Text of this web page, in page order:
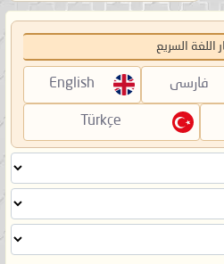
اللغة السريع
فارسی English
Türkçe